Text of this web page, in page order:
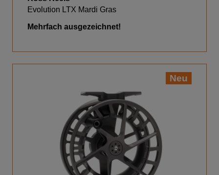
Evolution LTX Mardi Gras
Mehrfach ausgezeichnet!
Neu